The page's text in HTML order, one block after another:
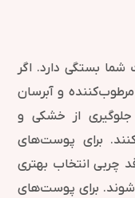
بستگی دارد. اگر
و آبرسان
جلوگیری از خشکی و
برای پوست‌های
چربی انتخاب بهتری
برای پوست‌های